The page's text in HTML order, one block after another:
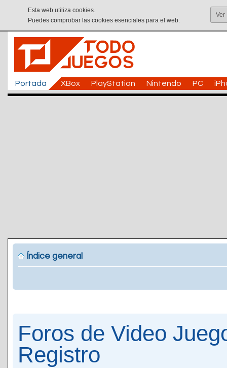
Esta web utiliza cookies.
Puedes comprobar las cookies esenciales para el web.
Ver
Portada XBox PlayStation Nintendo PC
Índice general
Foros de Video
Registro